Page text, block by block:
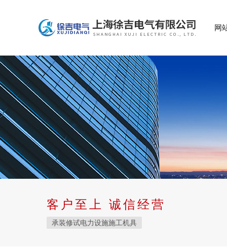
网
客户至上 诚信经营
承装修试电力设施施工机具